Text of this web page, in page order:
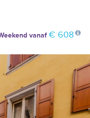
vanaf € 608